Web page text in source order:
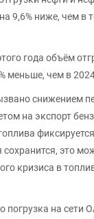
9,6% ниже, чем в
года объём
меньше, чем в
снижением
на экспорт
сохранится, это
кризиса в
погрузка на сети